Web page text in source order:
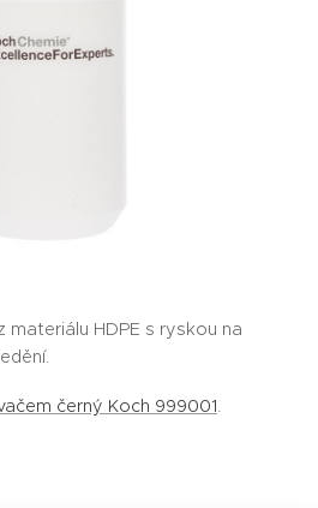
HDPE s ryskou na
černý Koch 999001.